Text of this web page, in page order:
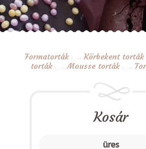
Formatorták Körbekent torták
torták
Mousse torták
Kosár
üres